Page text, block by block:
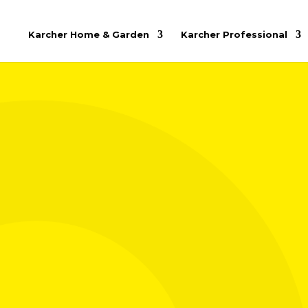
Karcher Home & Garden Karcher Professional